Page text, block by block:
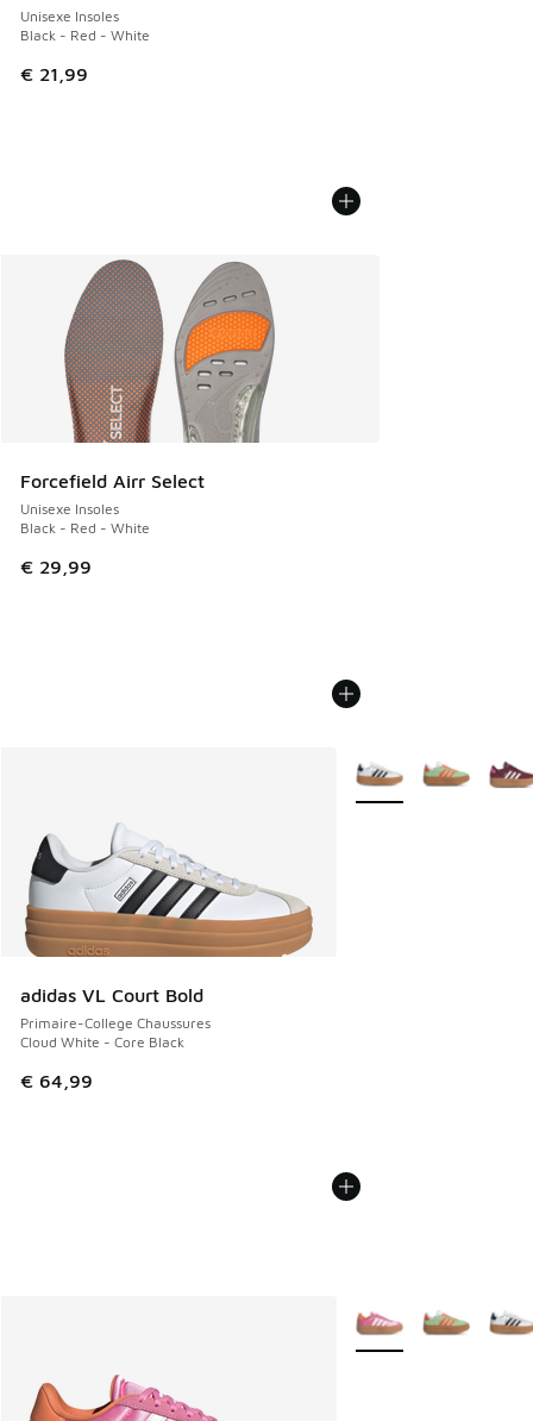
Unisexe Insoles
Black - Red - White
€ 21,99
Forcefield Airr Select
Unisexe Insoles
Black - Red - White
€ 29,99
adidas VL Court Bold
Primaire-College Chaussures
Cloud White - Core Black
€ 64,99
Plus de couleurs
Plus de couleurs